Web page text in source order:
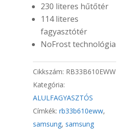
230 literes hűtőtér
114 literes
fagyasztótér
NoFrost technológia
Cikkszám: RB33B610EWW
Kategória:
ALULFAGYASZTÓS
Címkék:rb33b610eww,
samsung, samsung